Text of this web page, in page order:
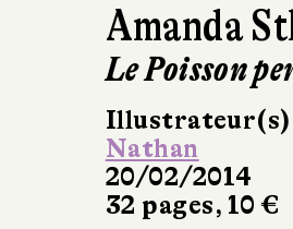
Amanda
Le Poisson
Illustrateur(s)
Nathan
20/02/2014
32 pages, 10 €